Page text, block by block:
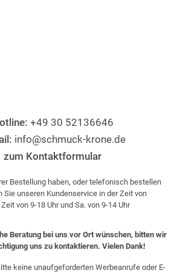
+49 30 52136646
info@schmuck-krone.de
zum Kontaktformular
Bestellung haben, oder telefonisch bestellen
Sie unseren Kundenservice in der Zeit von
von 9-18 Uhr und Sa. von 9-14 Uhr
Beratung bei uns vor Ort wünschen, bitten wir
uns zu kontaktieren. Vielen Dank!
keine unaufgeforderten Werbeanrufe oder E-